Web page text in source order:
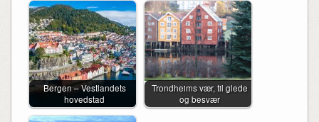
Bergen – Vestlandets
hovedstad
Trondheims vær, til glede
og besvær